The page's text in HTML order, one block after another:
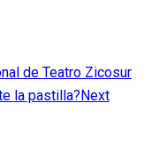
de Teatro Zicosur
la pastilla? Next